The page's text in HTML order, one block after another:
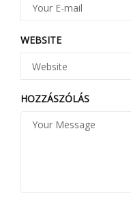
WEBSITE
HOZZÁSZÓLÁS